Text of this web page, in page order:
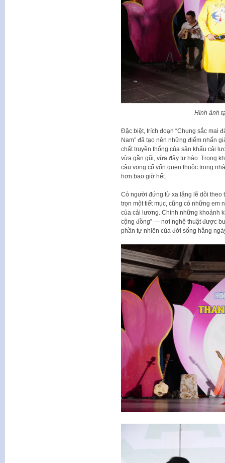
Hình ảnh
Đặc biệt, trích đoạn “Chung sắc mai
Nam” đã tạo nên những điểm nhấn
chất truyền thống của sân khấu cải
vừa gần gũi, vừa đầy tự hào. Trong
câu vọng cổ vốn quen thuộc trong
hơn bao giờ hết.
Có người đứng từ xa lặng lẽ dõi
trọn một tiết mục, cũng có những em
của cải lương. Chính những khoảnh
cộng đồng” — nơi nghệ thuật được
phần tự nhiên của đời sống hằng